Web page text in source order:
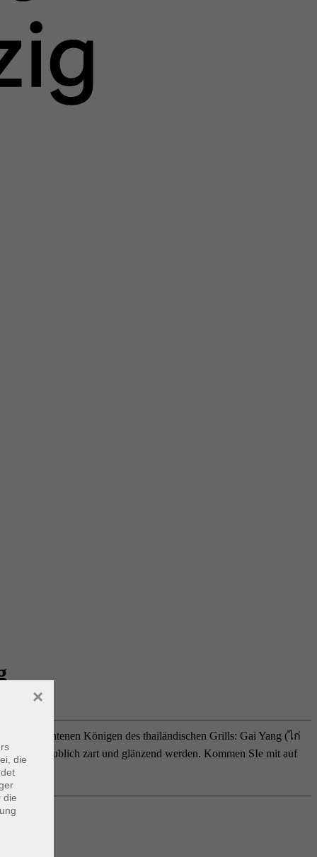
Königen des thailändischen Grills: Gai Yang (ไก่
unglaublich zart und glänzend werden. Kommen SIe mit auf
die
die
×